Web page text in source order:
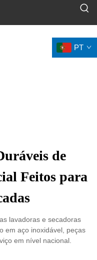
PT
de
Feitos para
lavadoras e secadoras
em aço inoxidável, peças
em nível nacional.